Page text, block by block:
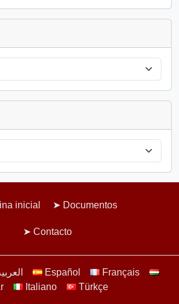
inicial Documentos
Contacto
Español
Français
Italiano Türkçe